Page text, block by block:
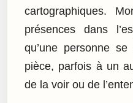
cartographiques.
présences dans
qu’une personne
pièce, parfois à un
de la voir ou de